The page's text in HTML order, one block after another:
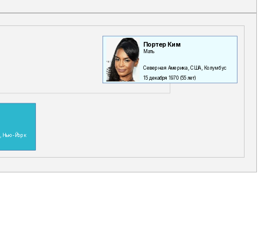
Портер Ким
Мать
Северная Америка, США, Колумбус
15 декабря 1970 (55 лет)
Нью-Йорк